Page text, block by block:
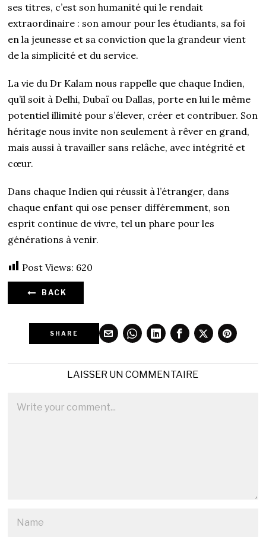
ses titres, c’est son humanité qui le rendait
extraordinaire : son amour pour les étudiants, sa foi
en la jeunesse et sa conviction que la grandeur vient
de la simplicité et du service.
La vie du Dr Kalam nous rappelle que chaque Indien,
qu’il soit à Delhi, Dubaï ou Dallas, porte en lui le même
potentiel illimité pour s’élever, créer et contribuer. Son
héritage nous invite non seulement à rêver en grand,
mais aussi à travailler sans relâche, avec intégrité et
cœur.
Dans chaque Indien qui réussit à l’étranger, dans
chaque enfant qui ose penser différemment, son
esprit continue de vivre, tel un phare pour les
générations à venir.
Post Views: 620
BACK
SHARE
LAISSER UN COMMENTAIRE